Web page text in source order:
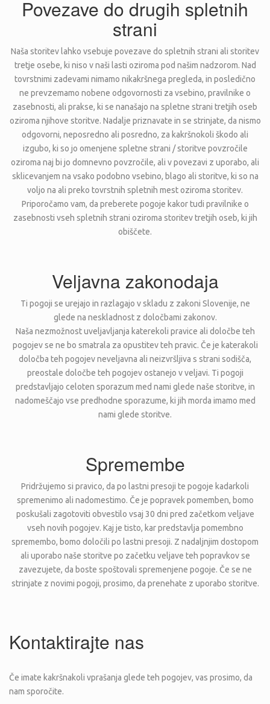
Povezave do drugih spletnih
strani
Naša storitev lahko vsebuje povezave do spletnih strani ali storitev
tretje osebe, ki niso v naši lasti oziroma pod našim nadzorom. Nad
tovrstnimi zadevami nimamo nikakršnega pregleda, in posledično
ne prevzemamo nobene odgovornosti za vsebino, pravilnike o
zasebnosti, ali prakse, ki se nanašajo na spletne strani tretjih oseb
oziroma njihove storitve. Nadalje priznavate in se strinjate, da nismo
odgovorni, neposredno ali posredno, za kakršnokoli škodo ali
izgubo, ki so jo omenjene spletne strani / storitve povzročile
oziroma naj bi jo domnevno povzročile, ali v povezavi z uporabo, ali
sklicevanjem na vsako podobno vsebino, blago ali storitve, ki so na
voljo na ali preko tovrstnih spletnih mest oziroma storitev.
Priporočamo vam, da preberete pogoje kakor tudi pravilnike o
zasebnosti vseh spletnih strani oziroma storitev tretjih oseb, ki jih
obiščete.
Veljavna zakonodaja
Ti pogoji se urejajo in razlagajo v skladu z zakoni Slovenije, ne
glede na neskladnost z določbami zakonov.
Naša nezmožnost uveljavljanja katerekoli pravice ali določbe teh
pogojev se ne bo smatrala za opustitev teh pravic. Če je katerakoli
določba teh pogojev neveljavna ali neizvršljiva s strani sodišča,
preostale določbe teh pogojev ostanejo v veljavi. Ti pogoji
predstavljajo celoten sporazum med nami glede naše storitve, in
nadomeščajo vse predhodne sporazume, ki jih morda imamo med
nami glede storitve.
Spremembe
Pridržujemo si pravico, da po lastni presoji te pogoje kadarkoli
spremenimo ali nadomestimo. Če je popravek pomemben, bomo
poskušali zagotoviti obvestilo vsaj 30 dni pred začetkom veljave
vseh novih pogojev. Kaj je tisto, kar predstavlja pomembno
spremembo, bomo določili po lastni presoji. Z nadaljnjim dostopom
ali uporabo naše storitve po začetku veljave teh popravkov se
zavezujete, da boste spoštovali spremenjene pogoje. Če se ne
strinjate z novimi pogoji, prosimo, da prenehate z uporabo storitve.
Kontaktirajte nas
Če imate kakršnakoli vprašanja glede teh pogojev, vas prosimo, da
nam sporočite.